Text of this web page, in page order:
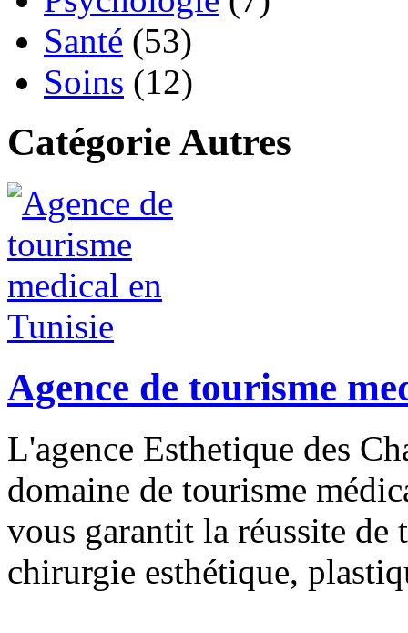
Santé (53)
Soins (12)
Catégorie Autres
Agence de tourisme
L'agence Esthetique des
domaine de tourisme
vous garantit la réussite de
chirurgie esthétique,